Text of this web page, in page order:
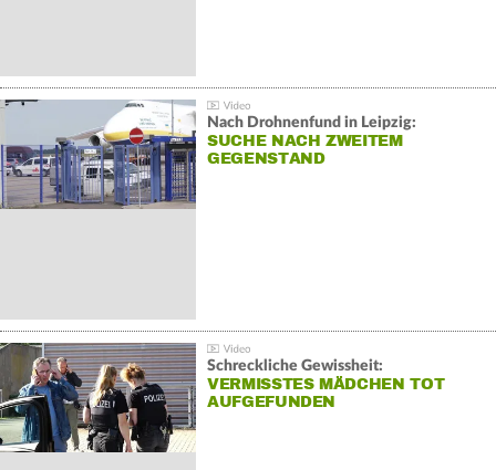
Nach Drohnenfund in Leipzig:
SUCHE NACH ZWEITEM
GEGENSTAND
Schreckliche Gewissheit:
VERMISSTES MÄDCHEN TOT
AUFGEFUNDEN